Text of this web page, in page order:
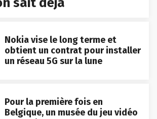
Nokia vise le long terme et
obtient un contrat pour installer
un réseau 5G sur la lune
Pour la première fois en
Belgique, un musée du jeu vidéo